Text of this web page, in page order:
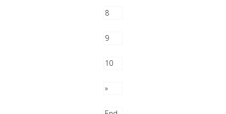
8
9
10
»